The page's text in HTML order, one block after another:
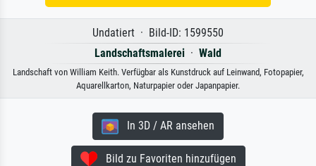
Undatiert · Bild-ID: 1599550
Landschaftsmalerei · Wald
Landschaft von William Keith. Verfügbar als Kunstdruck auf Leinwand, Fotopapier,
Aquarellkarton, Naturpapier oder Japanpapier.
In 3D / AR ansehen
Bild zu Favoriten hinzufügen